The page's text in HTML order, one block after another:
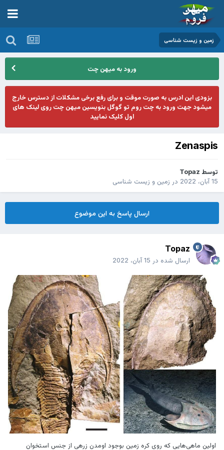
زمین و زیست شناسی
ورود به میهن چت
بزودی این ادرس به صورت موقت و برای رفع برخی مشکلات از دسترس خارج
میشود جهت ورود به چت روم تو گوگل بنویسین میهن چت روی لینک های
اول کلیک نمایید
Zenaspis
توسط Topaz
15 آبان، 2022
در زمین و زیست شناسی
ارسال پاسخ به این موضوع
Topaz
ارسال شده در 15 آبان، 2022
‏اولین ماهی‌هایی که روی کره زمین بوجود اومدن زرهی از جنس استخوان